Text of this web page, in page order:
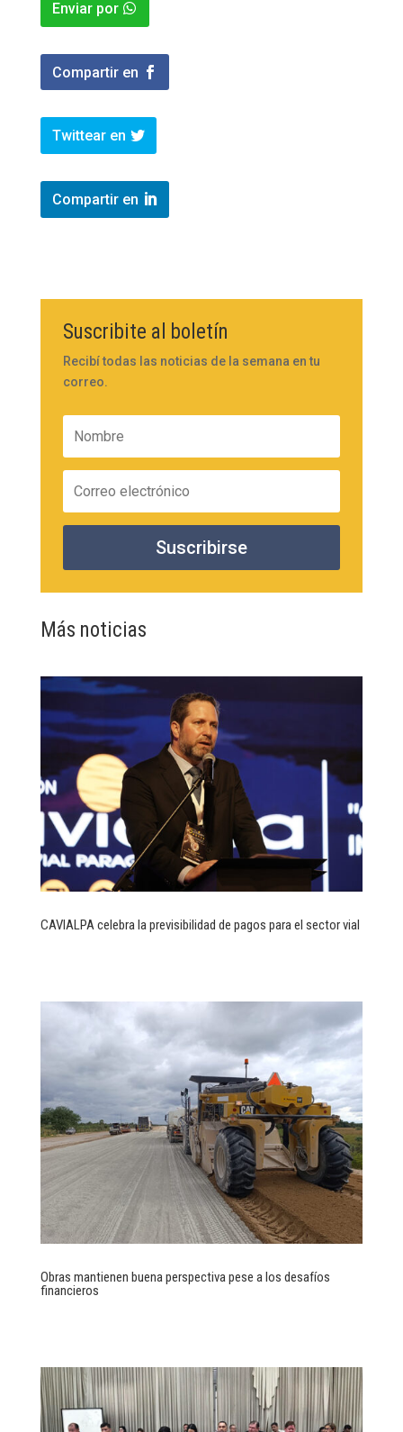
Enviar por
Compartir en
Twittear en
Compartir en
Suscribite al boletín
Recibí todas las noticias de la semana en tu
correo.
Suscribirse
Más noticias
CAVIALPA celebra la previsibilidad de pagos para el sector vial
Obras mantienen buena perspectiva pese a los desafíos
financieros